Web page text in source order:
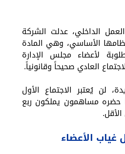
الداخلي، عدلت الشركة
(46) من نظامها الأساسي، وهي المادة
لأعضاء مجلس الإدارة
العادي صحيحاً وقانونياً.
لن يُعتبر الاجتماع الأول
حضره مساهمون يملكون ربع
الأعضاء